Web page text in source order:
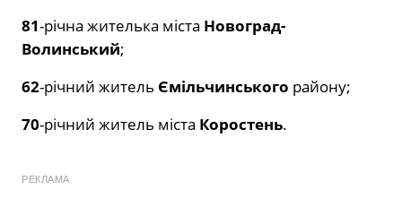
81-річна жителька міста Новоград-
Волинський;
62-річний житель Ємільчинського району;
70-річний житель міста Коростень.
РЕКЛАМА